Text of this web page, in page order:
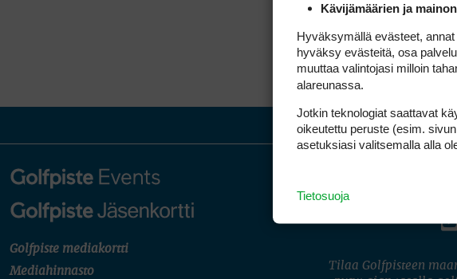
Golfpiste mediakortti
Mediahinnasto
Tilaa Golfpisteen
Kävijämäärien ja
Hyväksymällä evästeet,
hyväksy evästeitä, osa
muuttaa valintojasi milloin
alareunassa.
Jotkin teknologiat saattavat
oikeutettu peruste (esim.
asetuksiasi valitsemalla alla
Tietosuoja